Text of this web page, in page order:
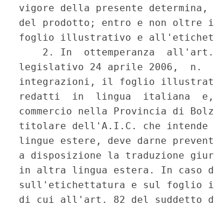
vigore della presente
del prodotto; entro e non oltre
foglio illustrativo e
2. In  ottemperanza
legislativo 24 aprile 2006,  n.
integrazioni, il foglio
redatti  in  lingua  italiana
commercio nella Provincia di
titolare dell'A.I.C. che intende
lingue estere, deve darne
a disposizione la traduzione
in altra lingua estera. In caso
sull'etichettatura e sul foglio
di cui all'art. 82 del suddetto